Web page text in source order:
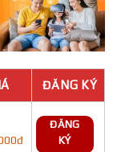
ĐĂNG KÝ
ĐĂNG
KÝ